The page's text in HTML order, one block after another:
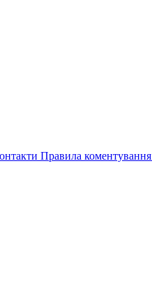
Правила коментування